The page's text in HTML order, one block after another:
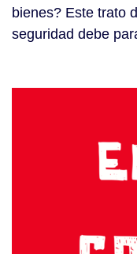
bienes? Este trato
seguridad debe